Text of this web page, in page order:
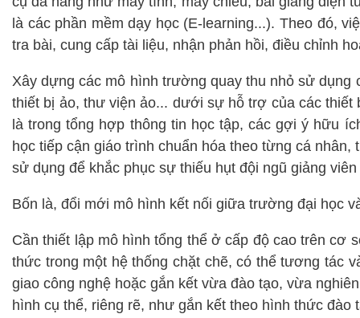
là các phần mềm dạy học (E-learning...). Theo đó,
tra bài, cung cấp tài liệu, nhận phản hồi, điều chỉnh
Xây dựng các mô hình trường quay thu nhỏ sử dụng
thiết bị ảo, thư viện ảo... dưới sự hỗ trợ của các
là trong tổng hợp thông tin học tập, các gợi ý hữu
học tiếp cận giáo trình chuẩn hóa theo từng cá
sử dụng để khắc phục sự thiếu hụt đội ngũ giảng
Bốn là, đổi mới mô hình kết nối giữa trường đại học
Cần thiết lập mô hình tổng thể ở cấp độ cao trên cơ
thức trong một hệ thống chặt chẽ, có thể tương tác
giao công nghệ hoặc gắn kết vừa đào tạo, vừa
hình cụ thể, riêng rẽ, như gắn kết theo hình thức